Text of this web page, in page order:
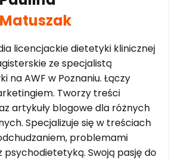
Matuszak
licencjackie dietetyki klinicznej
ze specjalistą
na AWF w Poznaniu. Łączy
Tworzy treści
artykuły blogowe dla różnych
Specjalizuje się w treściach
problemami
psychodietetyką. Swoją pasję do